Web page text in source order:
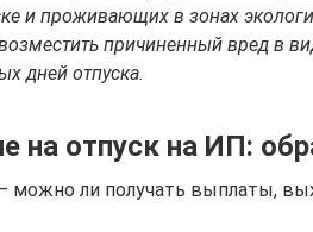
и проживающих в зонах
причиненный вред в
дней отпуска.
на отпуск на ИП:
можно ли получать выплаты,